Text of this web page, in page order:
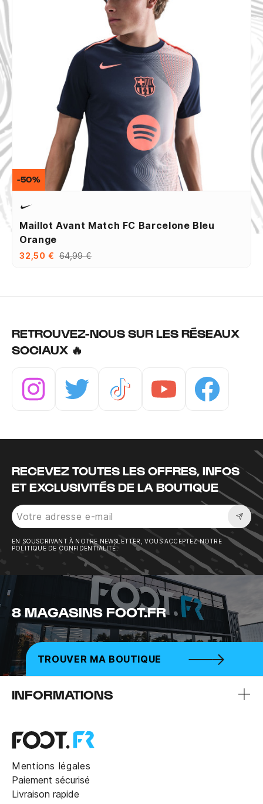
Maillot Avant Match FC Barcelone Bleu
Orange
32,50 € 64,99 €
-50%
RETROUVEZ-NOUS SUR LES RÉSEAUX
SOCIAUX 🔥
RECEVEZ TOUTES LES OFFRES, INFOS
ET EXCLUSIVITÉS DE LA BOUTIQUE
EN SOUSCRIVANT À NOTRE NEWSLETTER, VOUS ACCEPTEZ NOTRE
POLITIQUE DE CONFIDENTIALITÉ.
8 MAGASINS FOOT.FR
TROUVER MA BOUTIQUE
INFORMATIONS
Mentions légales
Paiement sécurisé
Livraison rapide